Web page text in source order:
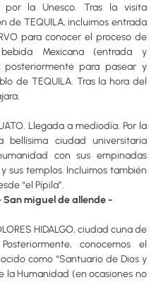
por la Unesco. Tras la visita
de TEQUILA, incluimos entrada
para conocer el proceso de
Mexicana (entrada y
posteriormente para pasear y
de TEQUILA. Tras la hora del
Llegada a mediodía. Por la
ciudad universitaria
con sus empinadas
sus templos. Incluimos también
“el Pípila”.
miguel de allende -
HIDALGO, ciudad cuna de
conocemos el
como “Santuario de Dios y
la Humanidad (en ocasiones no